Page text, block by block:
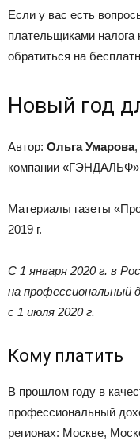
Если у вас есть
плательщиками
обратиться на
Новый год
Автор: Ольга Умарова,
компании «ГЭНДАЛЬФ»
Материалы газеты
2019 г.
С 1 января 2020 г. в
на профессиональный
с 1 июля 2020 г.
Кому платить
В прошлом году в
профессиональный
регионах: Москве,